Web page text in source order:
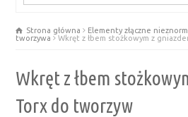
Strona główna Elementy złączne
tworzywa
Wkręt z łbem stożkowym z
Wkręt z łbem
Torx do tworzyw